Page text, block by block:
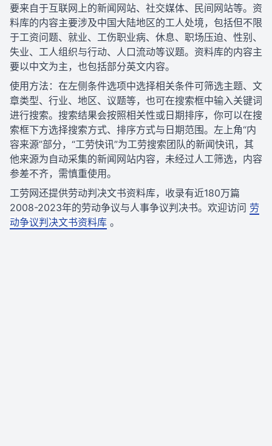
要来自于互联网上的新闻网站、社交媒体、民间网站等。资
料库的内容主要涉及中国大陆地区的工人处境，包括但不限
于工资问题、就业、工伤职业病、休息、职场压迫、性别、
失业、工人组织与行动、人口流动等议题。资料库的内容主
要以中文为主，也包括部分英文内容。
使用方法：在左侧条件选项中选择相关条件可筛选主题、文
章类型、行业、地区、议题等，也可在搜索框中输入关键词
进行搜索。搜索结果会按照相关性或日期排序，你可以在搜
索框下方选择搜索方式、排序方式与日期范围。左上角“内
容来源”部分，“工劳快讯”为工劳搜索团队的新闻快讯，其
他来源为自动采集的新闻网站内容，未经过人工筛选，内容
参差不齐，需慎重使用。
工劳网还提供劳动判决文书资料库，收录有近180万篇
2008-2023年的劳动争议与人事争议判决书。欢迎访问 劳
动争议判决文书资料库 。